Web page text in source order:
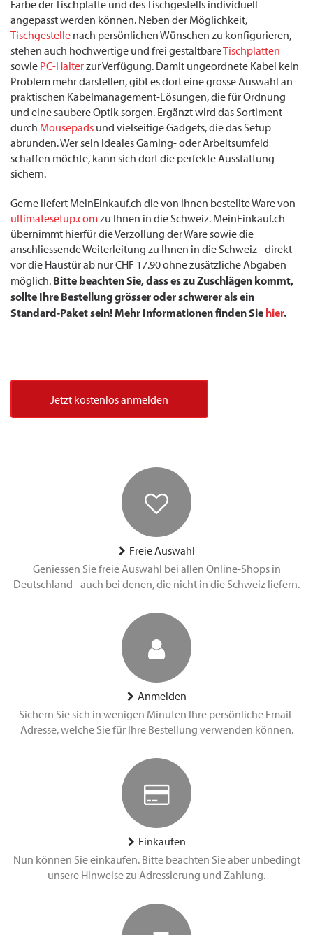
Farbe der Tischplatte und des Tischgestells individuell
angepasst werden können. Neben der Möglichkeit,
Tischgestelle nach persönlichen Wünschen zu konfigurieren,
stehen auch hochwertige und frei gestaltbareTischplatten
sowie PC-Halterzur Verfügung. Damit ungeordnete Kabel kein
Problem mehr darstellen, gibt es dort eine grosse Auswahl an
praktischen Kabelmanagement-Lösungen, die für Ordnung
und eine saubere Optik sorgen. Ergänzt wird das Sortiment
durch Mousepads und vielseitige Gadgets, die das Setup
abrunden. Wer sein ideales Gaming- oder Arbeitsumfeld
schaffen möchte, kann sich dort die perfekte Ausstattung
sichern.
Gerne liefert MeinEinkauf.ch die von Ihnen bestellte Ware von
ultimatesetup.comzu Ihnen in die Schweiz. MeinEinkauf.ch
übernimmt hierfür die Verzollung der Ware sowie die
anschliessende Weiterleitung zu Ihnen in die Schweiz - direkt
vor die Haustür ab nur CHF 17.90 ohne zusätzliche Abgaben
möglich. Bitte beachten Sie, dass es zu Zuschlägen kommt,
sollte Ihre Bestellung grösser oder schwerer als ein
Standard-Paket sein! Mehr Informationen finden Sie hier.
Jetzt kostenlos anmelden
Freie Auswahl
Geniessen Sie freie Auswahl bei allen Online-Shops in
Deutschland - auch bei denen, die nicht in die Schweiz liefern.
Anmelden
Sichern Sie sich in wenigen Minuten Ihre persönliche Email-
Adresse, welche Sie für Ihre Bestellung verwenden können.
Einkaufen
Nun können Sie einkaufen. Bitte beachten Sie aber unbedingt
unsere Hinweise zu Adressierung und Zahlung.